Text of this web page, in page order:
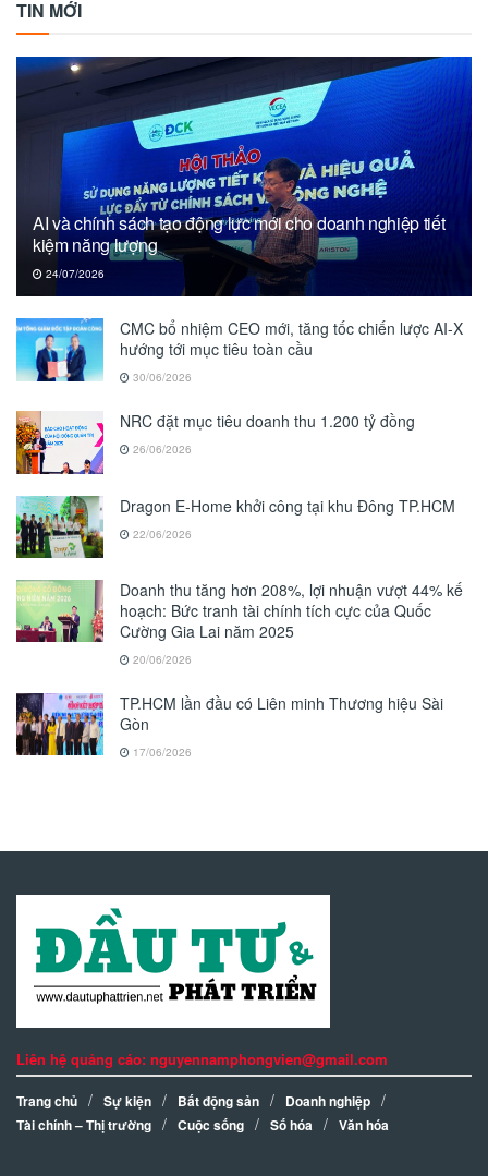
TIN MỚI
AI và chính sách tạo động lực mới cho doanh nghiệp tiết
kiệm năng lượng
24/07/2026
CMC bổ nhiệm CEO mới, tăng tốc chiến lược AI-X
hướng tới mục tiêu toàn cầu
30/06/2026
NRC đặt mục tiêu doanh thu 1.200 tỷ đồng
26/06/2026
Dragon E-Home khởi công tại khu Đông TP.HCM
22/06/2026
Doanh thu tăng hơn 208%, lợi nhuận vượt 44% kế
hoạch: Bức tranh tài chính tích cực của Quốc
Cường Gia Lai năm 2025
20/06/2026
TP.HCM lần đầu có Liên minh Thương hiệu Sài
Gòn
17/06/2026
Liên hệ quảng cáo: nguyennamphongvien@gmail.com
Trang chủ Sự kiện Bất động sản
Doanh nghiệp
Tài chính – Thị trường
Cuộc sống Số hóa Văn hóa